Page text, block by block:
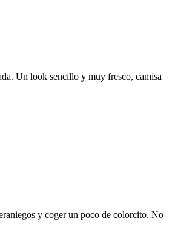
Un look sencillo y muy fresco, camisa
y coger un poco de colorcito. No